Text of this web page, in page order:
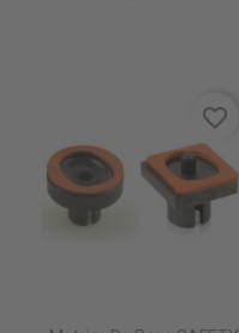
favorite_border